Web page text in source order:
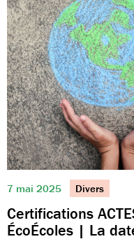
7 mai 2025 Divers
Certifications
ÉcoÉcoles | La